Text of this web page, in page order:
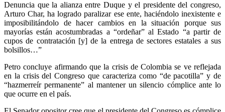
Denuncia que la alianza entre Duque y el presidente del congreso,
Arturo Char, ha logrado paralizar ese ente, haciéndolo inexistente e
imposibilitándolo de hacer cambios en la situación porque sus
mayorías están acostumbradas a “ordeñar” al Estado “a partir de
cupos de contratación [y] de la entrega de sectores estatales a sus
bolsillos…”
Petro concluye afirmando que la crisis de Colombia se ve reflejada
en la crisis del Congreso que caracteriza como “de pacotilla” y de
“hazmerreír permanente” al mantener un silencio cómplice ante lo
que ocurre en el país.